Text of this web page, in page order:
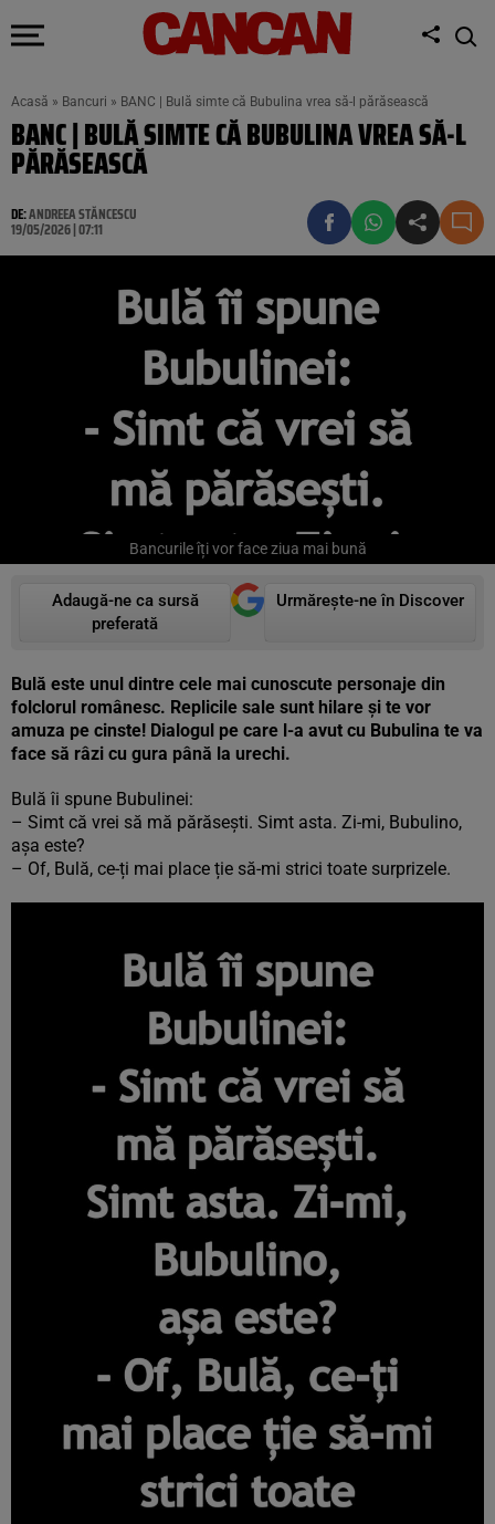
Acasă » Bancuri » BANC | Bulă simte că Bubulina vrea să-l părăsească
BANC | BULĂ SIMTE CĂ BUBULINA VREA SĂ-L
PĂRĂSEASCĂ
DE:ANDREEA STĂNCESCU
19/05/2026 | 07:11
Bancurile îți vor face ziua mai bună
Adaugă-ne ca sursă
preferată
Urmărește-ne în Discover
Bulă este unul dintre cele mai cunoscute personaje din
folclorul românesc. Replicile sale sunt hilare și te vor
amuza pe cinste! Dialogul pe care l-a avut cu Bubulina te va
face să râzi cu gura până la urechi.
Bulă îi spune Bubulinei:
– Simt că vrei să mă părăsești. Simt asta. Zi-mi, Bubulino,
așa este?
– Of, Bulă, ce-ți mai place ție să-mi strici toate surprizele.